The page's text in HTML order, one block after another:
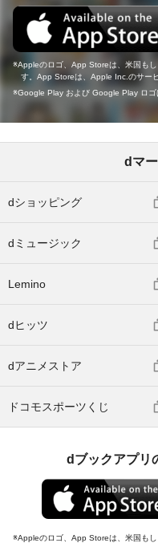
Appleのロゴ、App Storeは、米国も
す。App Storeは、Apple Inc.のサー
Google Play および Google Play ロゴ
dマ
dショッピング
dミュージック
Lemino
dヒッツ
dアニメストア
ドコモスポーツくじ
dブックアプリ
Appleのロゴ、App Storeは、米国も